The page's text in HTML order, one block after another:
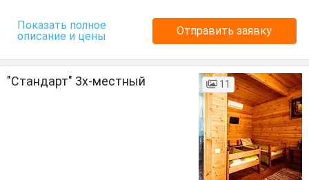
Шкаф
Показать полное
описание и цены
Отправить заявку
"Стандарт" 3х-местный 11